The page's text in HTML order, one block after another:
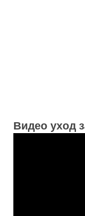
Видео уход